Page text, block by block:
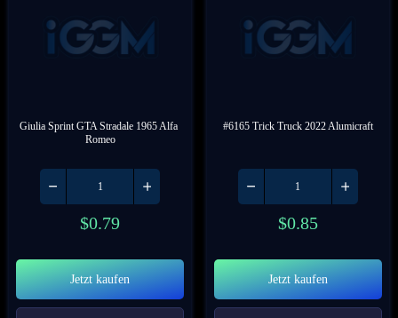
Giulia Sprint GTA Stradale 1965 Alfa
Romeo
$0.79
Jetzt kaufen
#6165 Trick Truck 2022 Alumicraft
$0.85
Jetzt kaufen